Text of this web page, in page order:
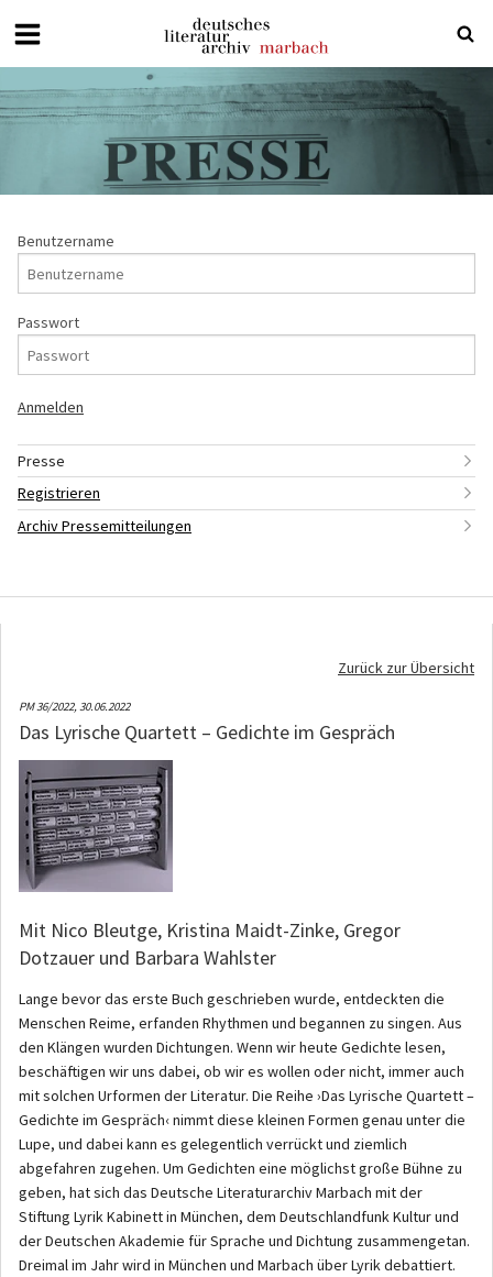
Deutsches
Literaturarchiv
Marbach
Benutzername
Passwort
Presse
Registrieren
Archiv Pressemitteilungen
Zurück zur Übersicht
PM 36/2022, 30.06.2022
Das Lyrische Quartett – Gedichte im Gespräch
Mit Nico Bleutge, Kristina Maidt-Zinke, Gregor
Dotzauer und Barbara Wahlster
Lange bevor das erste Buch geschrieben wurde, entdeckten die
Menschen Reime, erfanden Rhythmen und begannen zu singen. Aus
den Klängen wurden Dichtungen. Wenn wir heute Gedichte lesen,
beschäftigen wir uns dabei, ob wir es wollen oder nicht, immer auch
mit solchen Urformen der Literatur. Die Reihe ›Das Lyrische Quartett –
Gedichte im Gespräch‹ nimmt diese kleinen Formen genau unter die
Lupe, und dabei kann es gelegentlich verrückt und ziemlich
abgefahren zugehen. Um Gedichten eine möglichst große Bühne zu
geben, hat sich das Deutsche Literaturarchiv Marbach mit der
Stiftung Lyrik Kabinett in München, dem Deutschlandfunk Kultur und
der Deutschen Akademie für Sprache und Dichtung zusammengetan.
Dreimal im Jahr wird in München und Marbach über Lyrik debattiert.